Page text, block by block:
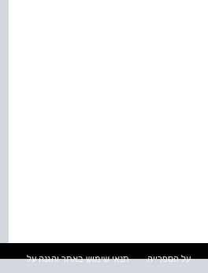
על הספרייה
תנאי שימוש באתר והגנה על